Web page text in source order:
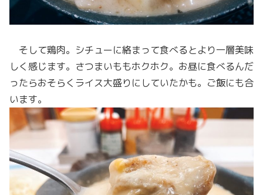
そして鶏肉。シチューに絡まって食べるとより一層美味
しく感じます。さつまいももホクホク。お昼に食べるんだ
ったらおそらくライス大盛りにしていたかも。ご飯にも合
います。